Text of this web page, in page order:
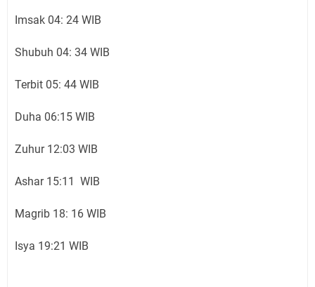
Imsak 04: 24 WIB
Shubuh 04: 34 WIB
Terbit 05: 44 WIB
Duha 06:15 WIB
Zuhur 12:03 WIB
Ashar 15:11 WIB
Magrib 18: 16 WIB
Isya 19:21 WIB